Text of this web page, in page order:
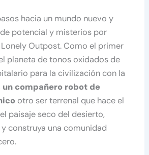
hacia un mundo nuevo y
potencial y misterios por
Outpost. Como el primer
planeta de tonos oxidados de
para la civilización con la
un compañero robot de
otro ser terrenal que hace el
paisaje seco del desierto,
construya una comunidad